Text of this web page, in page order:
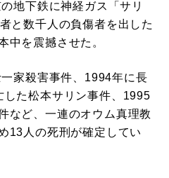
地下鉄に神経ガス「サリ
と数千人の負傷者を出した
中を震撼させた。
家殺害事件、1994年に長
した松本サリン事件、1995
など、一連のオウム真理教
13人の死刑が確定してい